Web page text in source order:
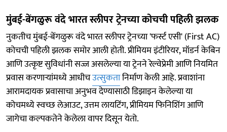
मुंबई-बेंगळुरू वंदे भारत स्लीपर ट्रेनच्या कोचची पहिली झलक
नुकतीच मुंबई-बेंगळुरू वंदे भारत स्लीपर ट्रेनच्या 'फर्स्ट एसी' (First AC)
कोचची पहिली झलक समोर आली होती. प्रीमियम इंटीरियर, मॉडर्न केबिन
आणि उत्कृष्ट सुविधांनी सज्ज असलेल्या या ट्रेनने रेल्वेप्रेमी आणि नियमित
प्रवास करणाऱ्यांमध्ये आधीचउत्सुकतानिर्माण केली आहे. प्रवाशांना
आरामदायक प्रवासाचा अनुभव देण्यासाठी डिझाइन केलेल्या या
कोचमध्ये स्वच्छ लेआउट, उत्तम लायटिंग, प्रीमियम फिनिशिंग आणि
जागेचा कल्पकतेने केलेला वापर दिसून येतो.